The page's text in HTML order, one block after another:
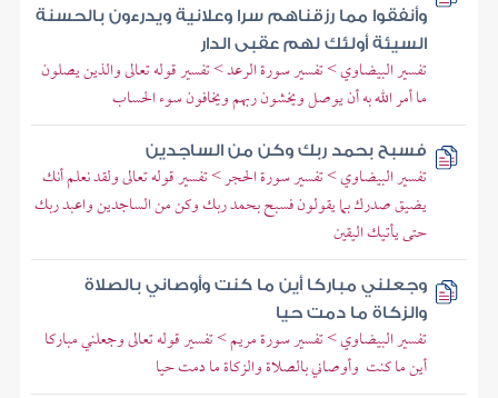
وأنفقوا مما رزقناهم سرا وعلانية ويدرءون بالحسنة
السيئة أولئك لهم عقبى الدار
تفسير البيضاوي > تفسير سورة الرعد > تفسير قوله تعالى والذين يصلون
ما أمر الله به أن يوصل ويخشون ربهم ويخافون سوء الحساب
فسبح بحمد ربك وكن من الساجدين
تفسير البيضاوي > تفسير سورة الحجر > تفسير قوله تعالى ولقد نعلم أنك
يضيق صدرك بما يقولون فسبح بحمد ربك وكن من الساجدين واعبد ربك
حتى يأتيك اليقين
وجعلني مباركا أين ما كنت وأوصاني بالصلاة
والزكاة ما دمت حيا
تفسير البيضاوي > تفسير سورة مريم > تفسير قوله تعالى وجعلني مباركا
أين ما كنت ‎ وأوصاني بالصلاة والزكاة ما دمت حيا